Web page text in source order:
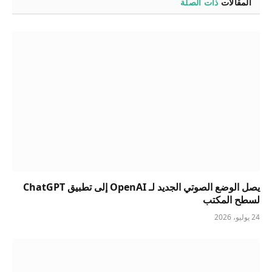
يصل الوضع الصوتي الجديد لـ OpenAI إلى تطبيق ChatGPT
لسطح المكتب
24 يوليو، 2026